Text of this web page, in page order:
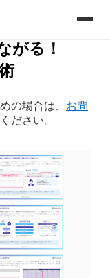
がる！
の場合は、 お問
ださい。